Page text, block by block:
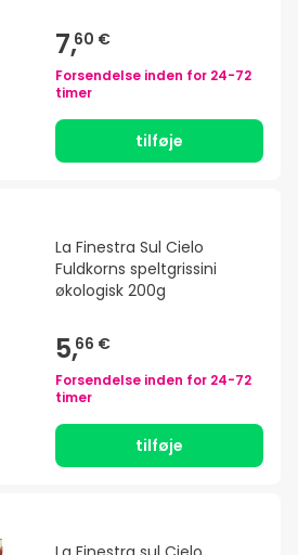
7,60 €
Forsendelse inden for 24-72
timer
tilføje
La Finestra Sul Cielo
Fuldkorns speltgrissini
økologisk 200g
5,66 €
Forsendelse inden for 24-72
timer
tilføje